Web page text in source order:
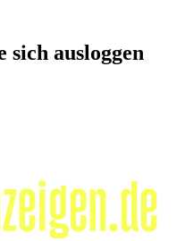
sich ausloggen